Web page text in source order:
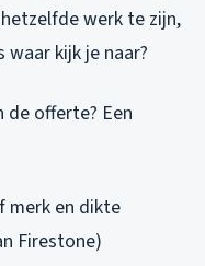
werk te zijn,
waar kijk je naar?
offerte? Een
merk en dikte
Firestone)